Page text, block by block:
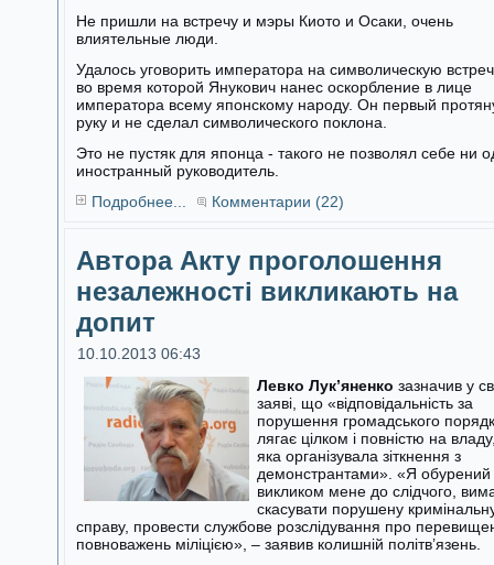
Не пришли на встречу и мэры Киото и Осаки, очень
влиятельные люди.
Удалось уговорить императора на символическую
во время которой Янукович нанес оскорбление в лице
императора всему японскому народу. Он первый
руку и не сделал символического поклона.
Это не пустяк для японца - такого не позволял себе ни
иностранный руководитель.
Подробнее...
Комментарии (22)
Автора Акту проголошення
незалежності викликають на
допит
10.10.2013 06:43
Левко Лук’яненко зазначив у
заяві, що «відповідальність за
порушення громадського
лягає цілком і повністю на
яка організувала зіткнення з
демонстрантами». «Я обурений
викликом мене до слідчого,
скасувати порушену
справу, провести службове розслідування про
повноважень міліцією», – заявив колишній політв’язень.